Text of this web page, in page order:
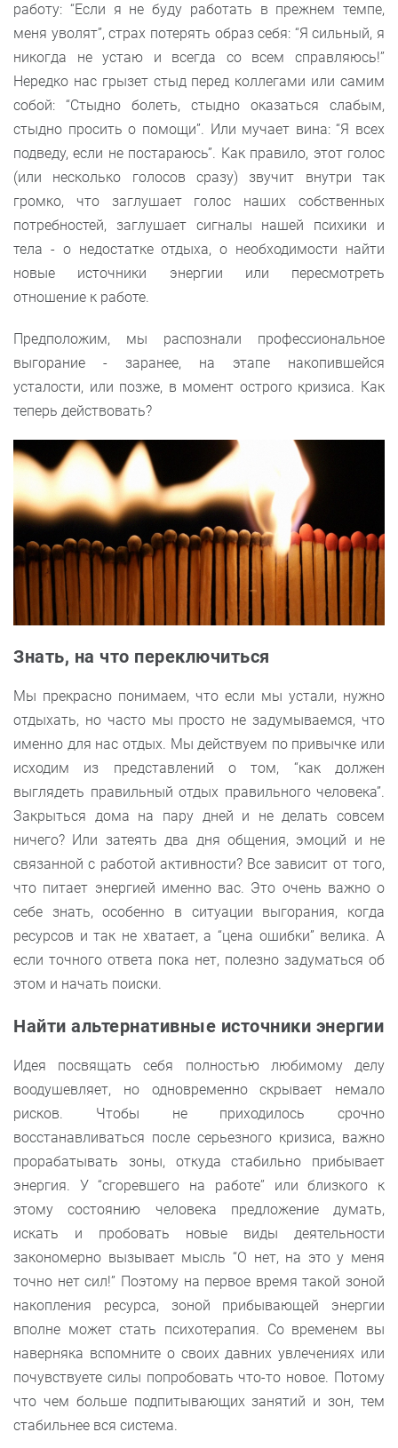
работу: “Если я не буду работать в прежнем темпе,
меня уволят”, страх потерять образ себя: “Я сильный, я
никогда не устаю и всегда со всем справляюсь!”
Нередко нас грызет стыд перед коллегами или самим
собой: “Стыдно болеть, стыдно оказаться слабым,
стыдно просить о помощи”. Или мучает вина: “Я всех
подведу, если не постараюсь”. Как правило, этот голос
(или несколько голосов сразу) звучит внутри так
громко, что заглушает голос наших собственных
потребностей, заглушает сигналы нашей психики и
тела - о недостатке отдыха, о необходимости найти
новые источники энергии или пересмотреть
отношение к работе.
Предположим, мы распознали профессиональное
выгорание - заранее, на этапе накопившейся
усталости, или позже, в момент острого кризиса. Как
теперь действовать?
Знать, на что переключиться
Мы прекрасно понимаем, что если мы устали, нужно
отдыхать, но часто мы просто не задумываемся, что
именно для нас отдых. Мы действуем по привычке или
исходим из представлений о том, “как должен
выглядеть правильный отдых правильного человека”.
Закрыться дома на пару дней и не делать совсем
ничего? Или затеять два дня общения, эмоций и не
связанной с работой активности? Все зависит от того,
что питает энергией именно вас. Это очень важно о
себе знать, особенно в ситуации выгорания, когда
ресурсов и так не хватает, а “цена ошибки” велика. А
если точного ответа пока нет, полезно задуматься об
этом и начать поиски.
Найти альтернативные источники энергии
Идея посвящать себя полностью любимому делу
воодушевляет, но одновременно скрывает немало
рисков. Чтобы не приходилось срочно
восстанавливаться после серьезного кризиса, важно
прорабатывать зоны, откуда стабильно прибывает
энергия. У “сгоревшего на работе” или близкого к
этому состоянию человека предложение думать,
искать и пробовать новые виды деятельности
закономерно вызывает мысль “О нет, на это у меня
точно нет сил!” Поэтому на первое время такой зоной
накопления ресурса, зоной прибывающей энергии
вполне может стать психотерапия. Со временем вы
наверняка вспомните о своих давних увлечениях или
почувствуете силы попробовать что-то новое. Потому
что чем больше подпитывающих занятий и зон, тем
стабильнее вся система.